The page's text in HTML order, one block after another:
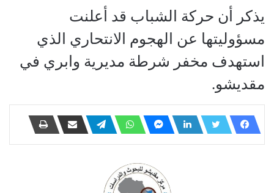
يذكر أن حركة الشباب قد أعلنت
مسؤوليتها عن الهجوم الانتحاري الذي
استهدف مخفر شرطة مديرية وابري في
مقديشو.